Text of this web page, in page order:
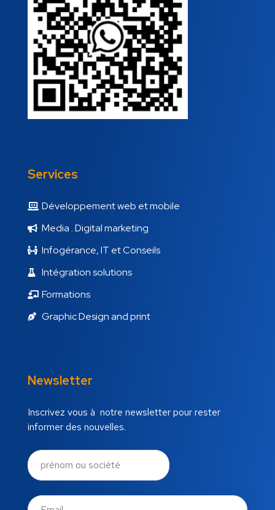
Services
Développement web et mobile
Media . Digital marketing
Infogérance, IT et Conseils
Intégration solutions
Formations
Graphic Design and print
Newsletter
Inscrivez vous à notre newsletter pour rester
informer des nouvelles.